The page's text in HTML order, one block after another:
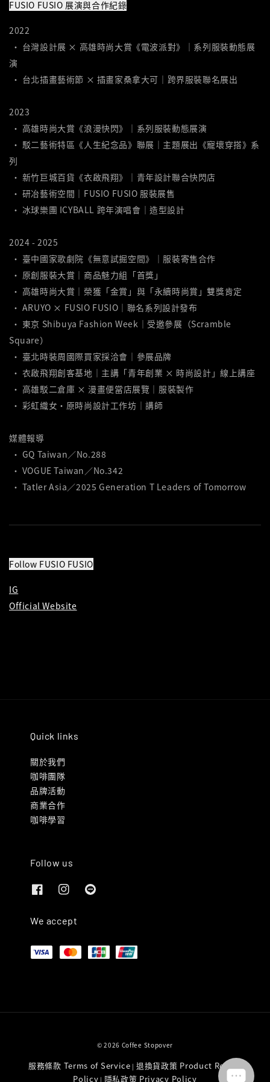
FUSIO FUSIO 展演與合作紀錄
2022
• 台灣設計展 × 高雄時尚大賞《電波派對》｜系列服裝動態展
演
• 台北插畫藝術節 × 插畫家桑拿大可｜跨界服裝聯名展出
2023
• 高雄時尚大賞《浪漫快閃》｜系列服裝動態展演
• 駁二藝術特區《人生紀念品》聯展｜主題展出《寵壞穿搭》系
列
• 新竹巨城百貨《衣啟飛翔》｜青年設計聯合快閃店
• 研冶藝術空間｜FUSIO FUSIO 服裝展售
• 冰球樂團 ICYBALL 跨年演唱會｜造型設計
2024 - 2025
• 臺中國家歌劇院《無意試掘空間》｜服裝寄售合作
• 原創服裝大賞｜商品魅力組「首獎」
• 高雄時尚大賞｜榮獲「金賞」與「永續時尚賞」雙獎肯定
• ARUYO × FUSIO FUSIO｜聯名系列設計發布
• 東京 Shibuya Fashion Week｜受邀參展（Scramble
Square）
• 臺北時裝周國際買家採洽會｜參展品牌
• 衣啟飛翔創客基地｜主講「青年創業 × 時尚設計」線上講座
• 高雄駁二倉庫 × 漫畫便當店展覽｜服裝製作
• 彩虹織女・原時尚設計工作坊｜講師
媒體報導
• GQ Taiwan／No.288
• VOGUE Taiwan／No.342
• Tatler Asia／2025 Generation T Leaders of Tomorrow
Follow FUSIO FUSIO
IG
Official Website
Quick links
關於我們
咖啡團隊
品牌活動
商業合作
咖啡學習
Follow us
We accept
© 2026 Coffee Stopover
服務條款 Terms of Service | 退換貨政策 Product Return
Policy | 隱私政策 Privacy Policy